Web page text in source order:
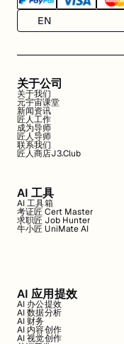
EN
关于公司
关于我们
元宇宙课堂
新闻资讯
匠人工作
成为导师
匠人导师
联系我们
匠人商店J3.Club
AI 工具
AI 工具箱
考证匠 Cert Master
求职匠 Job Hunter
牛小匠 UniMate AI
AI 应用提效
AI 办公提效
AI 数据分析
AI 财务
AI 内容创作
AI 视觉创作